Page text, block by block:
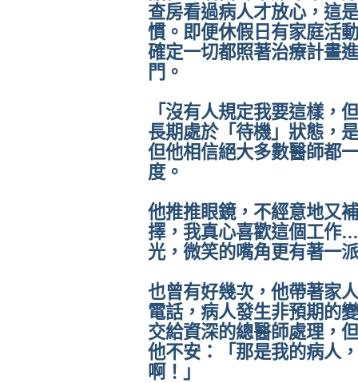
查房看過病人才放心，這
慣。即便休假日有家庭活
確定一切都照著治療計畫
門。
「沒有人規定我要這樣，
長期處於「待機」狀態，
但他相信絕大多數醫師都
度。
他推推眼鏡，不經意地又
擇，我真心喜歡這個工作
光，微笑的嘴角更有著一
也曾有好幾次，他帶著家
電話，病人發生非預期的
交給資深的總醫師處理，
他不安：「那是我的病人
啊！」